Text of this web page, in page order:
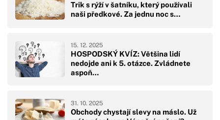
Trik s rýží v šatníku, který používali
naši předkové. Za jednu noc s…
HOSPODSKÝ KVÍZ: Většina lidí
nedojde ani k 5. otázce. Zvládnete
aspoň…
15. 12. 2025
Obchody chystají slevy na máslo. Už
31. 10. 2025